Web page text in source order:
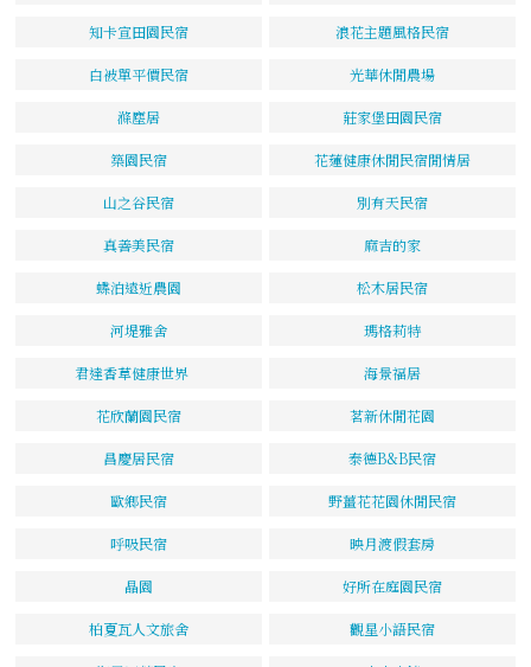
知卡宣田園民宿 浪花主題風格民宿
白被單平價民宿 光華休閒農場
滌塵居 莊家堡田園民宿
築園民宿 花蓮健康休閒民宿閒情居
山之谷民宿 別有天民宿
真善美民宿 麻吉的家
蝶泊遠近農園 松木居民宿
河堤雅舍 瑪格莉特
君達香草健康世界 海景福居
花欣蘭園民宿 茗新休閒花園
昌慶居民宿 泰德B&B民宿
歐鄉民宿 野薑花花園休閒民宿
呼吸民宿 映月渡假套房
晶園 好所在庭園民宿
柏夏瓦人文旅舍 觀星小語民宿